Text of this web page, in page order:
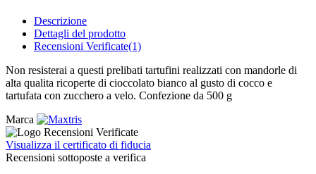
Descrizione
Dettagli del prodotto
Recensioni Verificate(1)
Non resisterai a questi prelibati tartufini realizzati con mandorle di
alta qualita ricoperte di cioccolato bianco al gusto di cocco e
tartufata con zucchero a velo. Confezione da 500 g
Marca
Visualizza il certificato di fiducia
Recensioni sottoposte a verifica